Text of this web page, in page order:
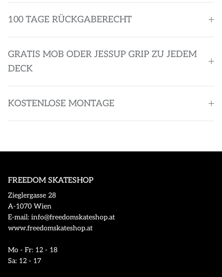
100 TAGE RÜCKGABERECHT
GRATIS MOB ODER JESSUP GRIP ZU JEDEM
DECK
KOSTENLOSE MONTAGE
FREEDOM SKATESHOP
Zieglergasse 28
A-1070 Wien
E-mail: info@freedomskateshop.at
www.freedomskateshop.at
Mo - Fr: 12 - 18
Sa: 12 - 17